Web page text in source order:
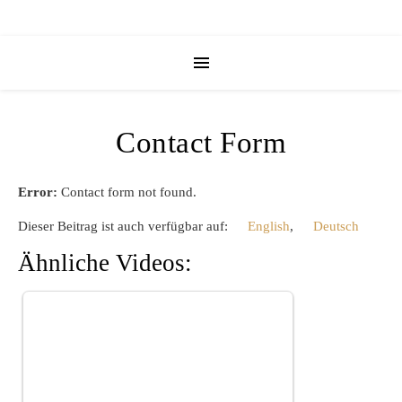
Contact Form
Error: Contact form not found.
Dieser Beitrag ist auch verfügbar auf: English Deutsch
Ähnliche Videos: